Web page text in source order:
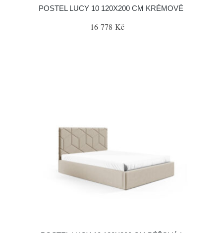
POSTEL LUCY 10 120X200 CM KRÉMOVÉ
16 778 Kč